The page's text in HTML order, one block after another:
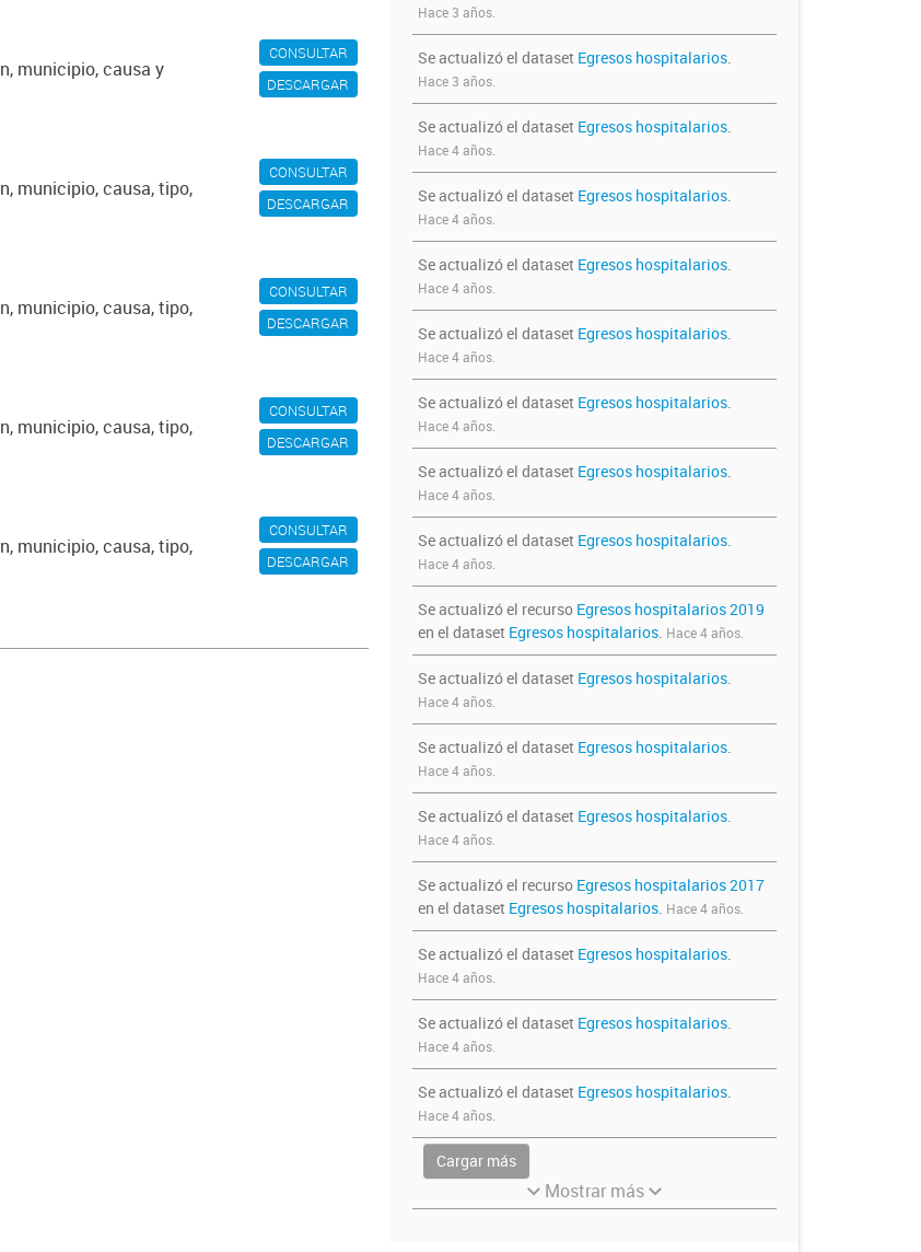
CONSULTAR
DESCARGAR
municipio, causa y
CONSULTAR
DESCARGAR
municipio, causa, tipo,
CONSULTAR
DESCARGAR
municipio, causa, tipo,
CONSULTAR
DESCARGAR
municipio, causa, tipo,
CONSULTAR
DESCARGAR
municipio, causa, tipo,
Hace 3 años.
Se actualizó el dataset Egresos hospitalarios.
Hace 3 años.
Se actualizó el dataset Egresos hospitalarios.
Hace 4 años.
Se actualizó el dataset Egresos hospitalarios.
Hace 4 años.
Se actualizó el dataset Egresos hospitalarios.
Hace 4 años.
Se actualizó el dataset Egresos hospitalarios.
Hace 4 años.
Se actualizó el dataset Egresos hospitalarios.
Hace 4 años.
Se actualizó el dataset Egresos hospitalarios.
Hace 4 años.
Se actualizó el dataset Egresos hospitalarios.
Hace 4 años.
Se actualizó el recurso Egresos hospitalarios 2019
en el dataset Egresos hospitalarios. Hace 4 años.
Se actualizó el dataset Egresos hospitalarios.
Hace 4 años.
Se actualizó el dataset Egresos hospitalarios.
Hace 4 años.
Se actualizó el dataset Egresos hospitalarios.
Hace 4 años.
Se actualizó el recurso Egresos hospitalarios 2017
en el dataset Egresos hospitalarios. Hace 4 años.
Se actualizó el dataset Egresos hospitalarios.
Hace 4 años.
Se actualizó el dataset Egresos hospitalarios.
Hace 4 años.
Se actualizó el dataset Egresos hospitalarios.
Hace 4 años.
Cargar más
Mostrar más